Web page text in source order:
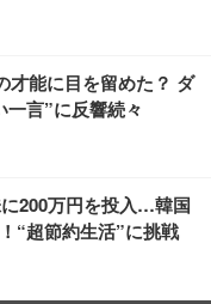
才能に目を留めた？ ダ
一言”に反響続々
200万円を投入…韓国
“超節約生活”に挑戦